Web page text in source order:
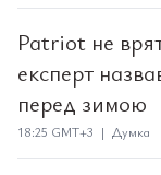
Patriot не
експерт
перед зимою
18:25 GMT+3 | Думка